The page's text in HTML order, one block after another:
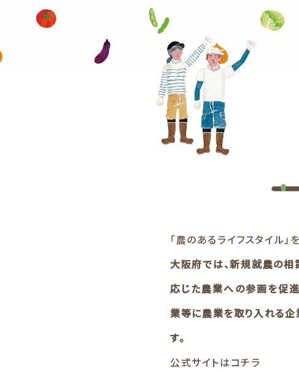
「農のあるライフスタイル
大阪府では、新規就農の相
応じた農業への参画を促
業等に農業を取り入れる企
す。
公式サイトはコチラ